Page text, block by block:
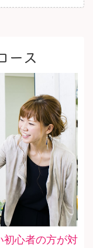
ース
初心者の方が対